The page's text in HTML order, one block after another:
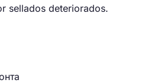
sellados deteriorados.